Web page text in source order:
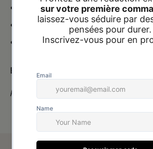
Résistant à l’eau et au parfum
Ne ternit pas, ne rouille pas
Brillance durable
Expédition :
Paiement à la livraison